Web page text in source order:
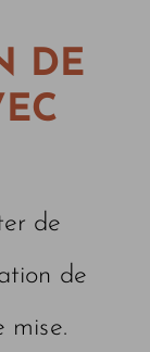
DE
de
de
mise.